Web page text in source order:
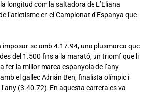
longitud com la saltadora de L’Eliana
l’atletisme en el Campionat d’Espanya que
imposar-se amb 4.17.94, una plusmarca que
del 1.500 fins a la marató, un triomf que li
fer la millor marca espanyola de l’any
el gallec Adrián Ben, finalista olímpic i
(3.40.72). En aquesta carrera es va